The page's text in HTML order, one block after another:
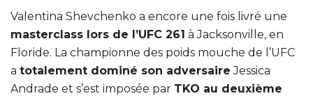
Valentina Shevchenko a encore une fois livré une
masterclass lors de l’UFC 261 à Jacksonville, en
Floride. La championne des poids mouche de l’UFC
a totalement dominé son adversaire Jessica
Andrade et s’est imposée par TKO au deuxième